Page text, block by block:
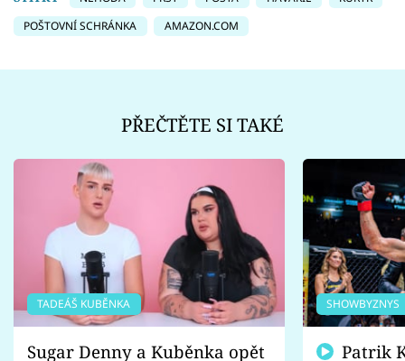
POŠTOVNÍ SCHRÁNKA
AMAZON.COM
PŘEČTĚTE SI TAKÉ
TADEÁŠ KUBĚNKA
Sugar Denny a Kuběnka opět
SHOWBYZNYS